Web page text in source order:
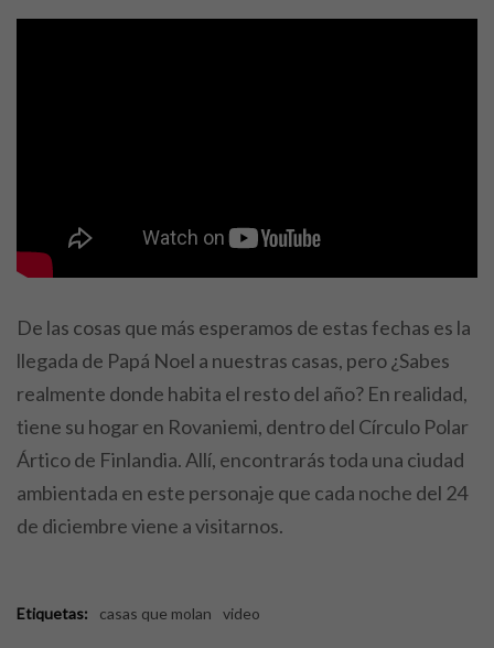
De las cosas que más esperamos de estas fechas es la
llegada de Papá Noel a nuestras casas, pero ¿Sabes
realmente donde habita el resto del año? En realidad,
tiene su hogar en Rovaniemi, dentro del Círculo Polar
Ártico de Finlandia. Allí, encontrarás toda una ciudad
ambientada en este personaje que cada noche del 24
de diciembre viene a visitarnos.
Etiquetas: casas que molan video